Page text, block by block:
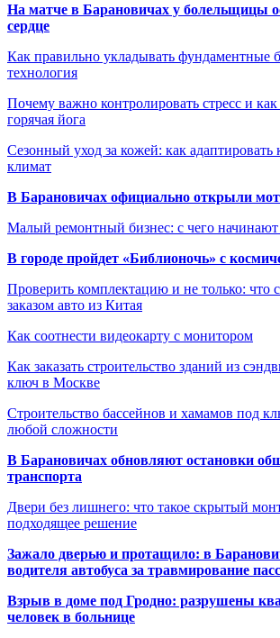
На матче в Барановичах у болельщицы
сердце
Как правильно укладывать фундаментные
технология
Почему важно контролировать стресс и
горячая йога
Сезонный уход за кожей: как адаптировать
климат
В Барановичах официально открыли
Малый ремонтный бизнес: с чего начинают
В городе пройдет «Библионочь» с
Проверить комплектацию и не только: что
заказом авто из Китая
Как соотнести видеокарту с монитором
Как заказать строительство зданий из
ключ в Москве
Строительство бассейнов и хамамов под
любой сложности
В Барановичах обновляют остановки
транспорта
Двери без лишнего: что такое скрытый
подходящее решение
Зажало дверью и протащило: в
водителя автобуса за травмирование
Взрыв в доме под Гродно: разрушены
человек в больнице